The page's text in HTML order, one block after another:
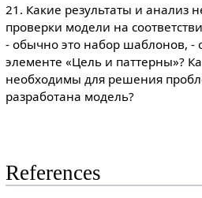
21. Какие результаты и анализ
проверки модели на
- обычно это набор шаблонов, -
элементе «Цель и паттерны»?
необходимы для решения
разработана модель?
References